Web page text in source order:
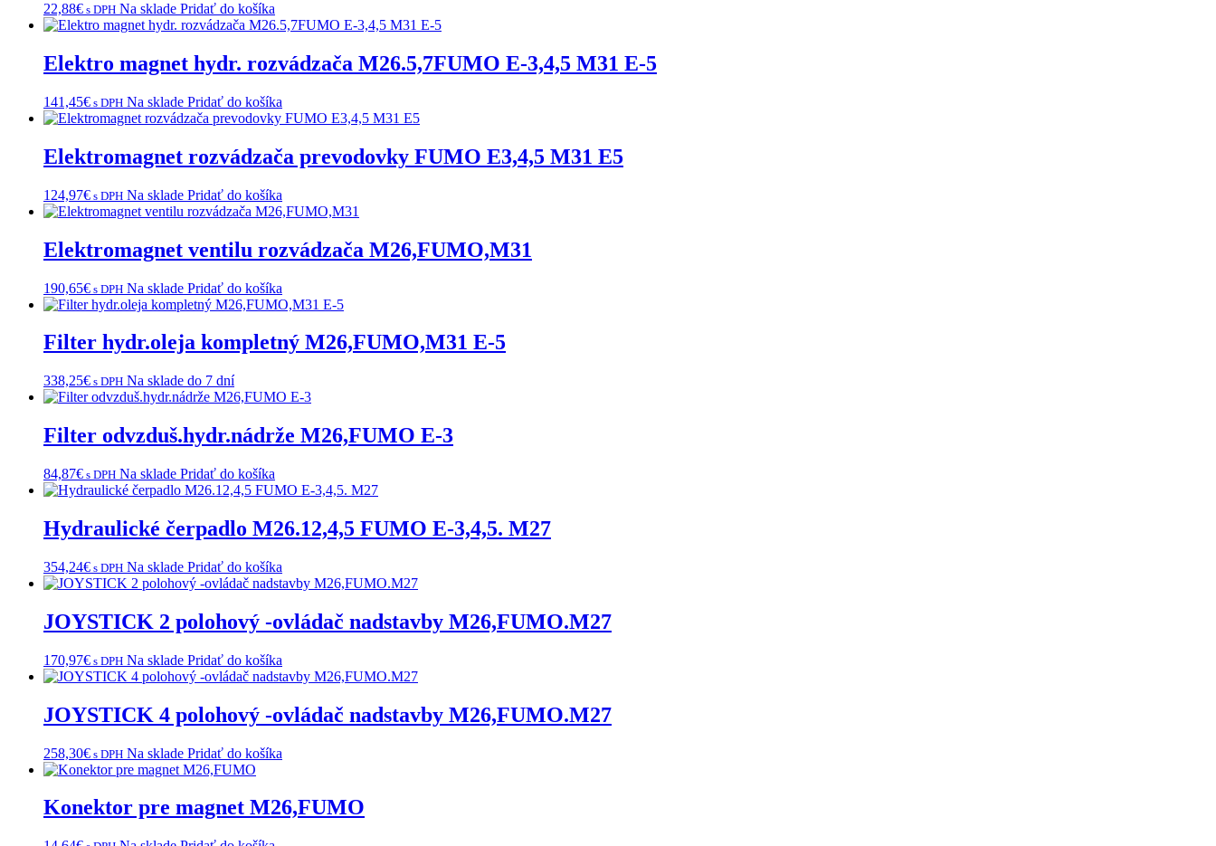
22,88€ s DPH Na sklade Pridať do košíka
Elektro magnet hydr. rozvádzača M26.5,7FUMO E-3,4,5 M31 E-5
141,45€ s DPH Na sklade Pridať do košíka
Elektromagnet rozvádzača prevodovky FUMO E3,4,5 M31 E5
124,97€ s DPH Na sklade Pridať do košíka
Elektromagnet ventilu rozvádzača M26,FUMO,M31
190,65€ s DPH Na sklade Pridať do košíka
Filter hydr.oleja kompletný M26,FUMO,M31 E-5
338,25€ s DPH Na sklade do 7 dní
Filter odvzduš.hydr.nádrže M26,FUMO E-3
84,87€ s DPH Na sklade Pridať do košíka
Hydraulické čerpadlo M26.12,4,5 FUMO E-3,4,5. M27
354,24€ s DPH Na sklade Pridať do košíka
JOYSTICK 2 polohový -ovládač nadstavby M26,FUMO.M27
170,97€ s DPH Na sklade Pridať do košíka
JOYSTICK 4 polohový -ovládač nadstavby M26,FUMO.M27
258,30€ s DPH Na sklade Pridať do košíka
Konektor pre magnet M26,FUMO